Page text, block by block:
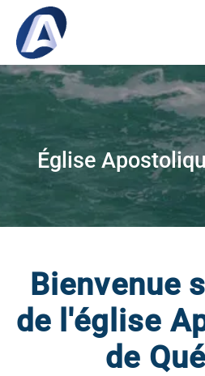
Église
Bienvenue
de l'église
de